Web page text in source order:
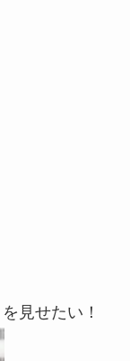
を見せたい！